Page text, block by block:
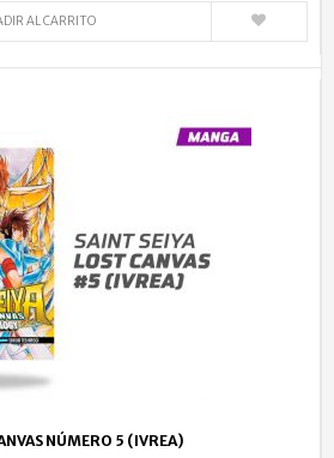
AL CARRITO
NÚMERO 5 (IVREA)